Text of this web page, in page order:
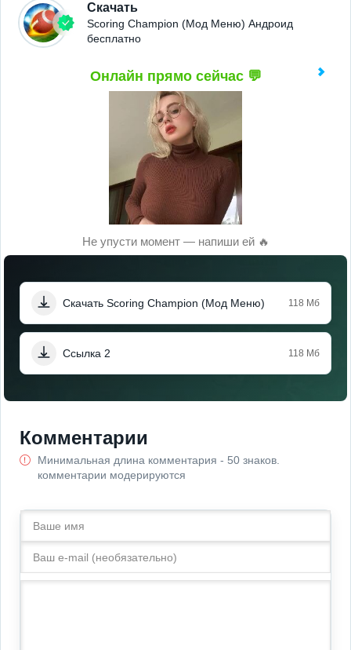
Скачать
Scoring Champion (Мод Меню) Андроид
бесплатно
Онлайн прямо сейчас 💬
Не упусти момент — напиши ей 🔥
Скачать Scoring Champion (Мод Меню) 118 Мб
Ссылка 2 118 Мб
Комментарии
Минимальная длина комментария - 50 знаков.
комментарии модерируются